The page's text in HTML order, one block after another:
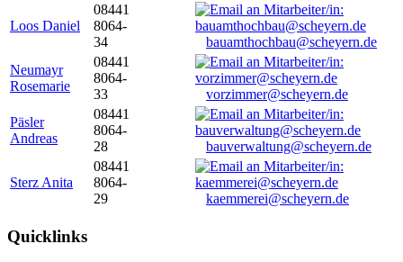
Loos Daniel
08441
8064-
34
bauamthochbau@scheyern.de
Neumayr
Rosemarie
08441
8064-
33
vorzimmer@scheyern.de
Päsler
Andreas
08441
8064-
28
bauverwaltung@scheyern.de
Sterz Anita
08441
8064-
29
kaemmerei@scheyern.de
Quicklinks